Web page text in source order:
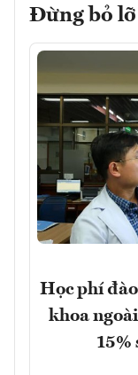
Đừng bỏ lỡ
Học phí
khoa
15%